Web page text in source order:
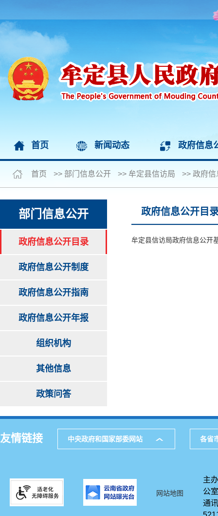
首页 新闻动态 政府信息
首页 >> 部门信息公开 >> 牟定县信访局 >> 政府信
部门信息公开
政府信息公开目录
政府信息公开制度
政府信息公开指南
政府信息公开年报
组织机构
其他信息
政策问答
政府信息公开目
牟定县信访局政府信息公开
友情链接 中央政府和国家部委网站 各省
网站地图
主
公室
通